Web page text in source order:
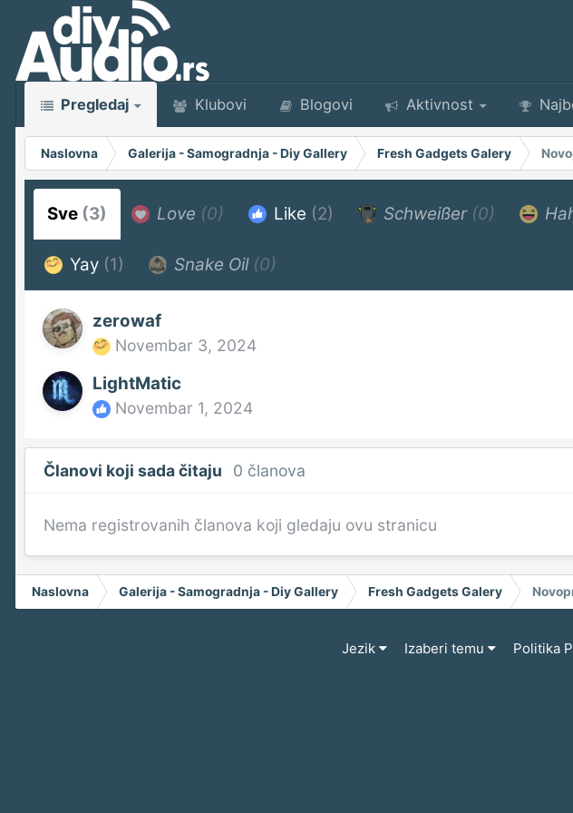
Pregledaj Klubovi Blogovi Aktivnost
Naslovna Galerija - Samogradnja - Diy Gallery Fresh Gadgets Galery
Sve (3) Love (0) Like (2) Schweißer (0)
Yay (1) Snake Oil (0)
zerowaf
Novembar 3, 2024
LightMatic
Novembar 1, 2024
Članovi koji sada čitaju 0 članova
Nema registrovanih članova koji gledaju ovu stranicu
Naslovna Galerija - Samogradnja - Diy Gallery Fresh Gadgets Galery
Jezik Izaberi temu Politika